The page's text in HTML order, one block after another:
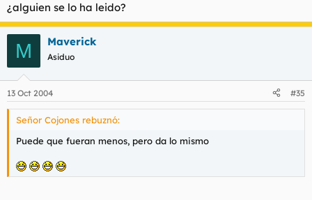
¿alguien se lo ha leido?
M Maverick
Asiduo
13 Oct 2004 #35
Señor Cojones rebuznó:
Puede que fueran menos, pero da lo mismo